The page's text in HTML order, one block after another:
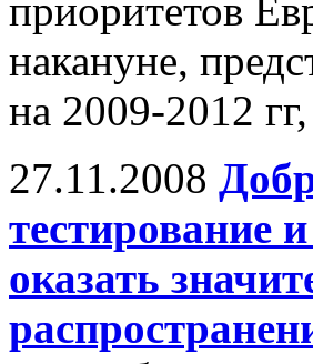
приоритетов
накануне,
на 2009-2012
27.11.2008
тестирование
оказать